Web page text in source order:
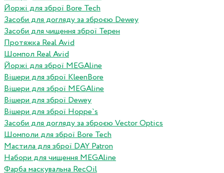
Йоржі для зброї Bore Tech
Засоби для догляду за зброєю Dewey
Засоби для чищення зброї Терен
Протяжка Real Avid
Шомпол Real Avid
Йоржі для зброї MEGAline
Вішери для зброї KleenBore
Вішери для зброї MEGAline
Вішери для зброї Dewey
Вішери для зброї Hoppe`s
Засоби для догляду за зброєю Vector Optics
Шомполи для зброї Bore Tech
Мастила для зброї DAY Patron
Набори для чищення MEGAline
Фарба маскувальна RecOil